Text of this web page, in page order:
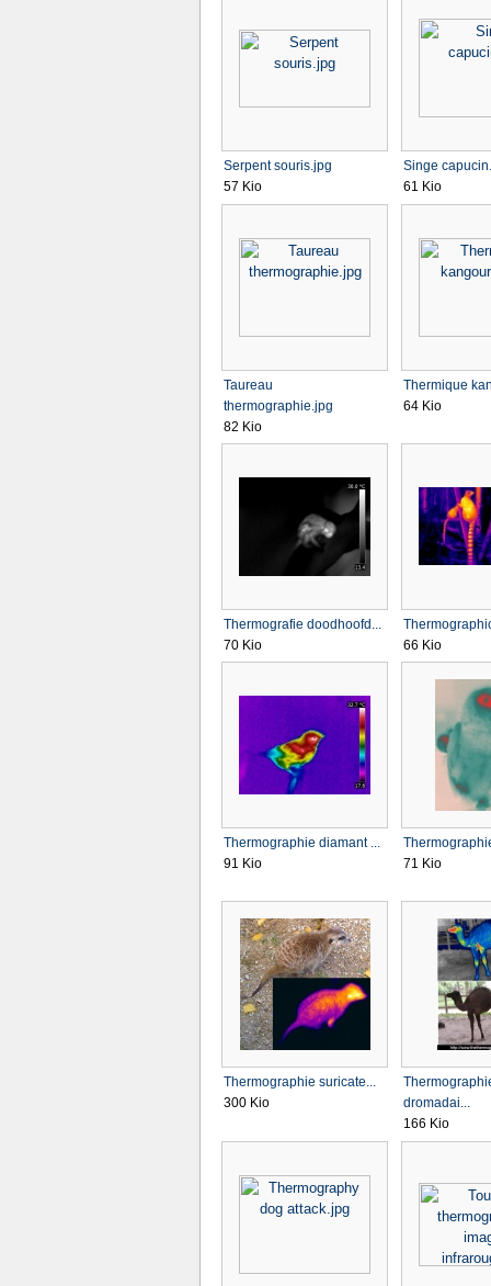
Serpent souris.jpg
57 Kio
Singe
61 Kio
Taureau
thermographie.jpg
82 Kio
Thermique
64 Kio
Thermografie doodhoofd...
70 Kio
66 Kio
Thermographie diamant ...
91 Kio
71 Kio
Thermographie suricate...
300 Kio
dromadai...
166 Kio